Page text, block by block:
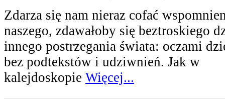
Zdarza się nam nieraz cofać
naszego, zdawałoby się beztroskiego
innego postrzegania świata: oczami
bez podtekstów i udziwnień. Jak w
kalejdoskopie Więcej...